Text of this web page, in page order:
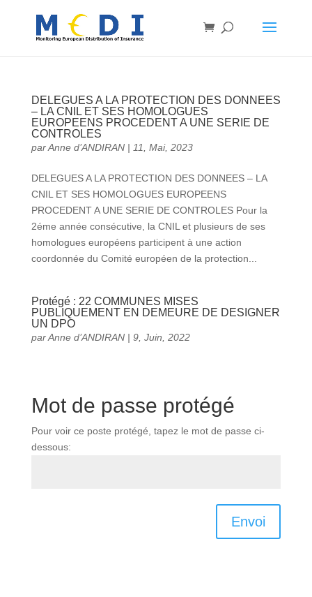
DELEGUES A LA PROTECTION DES DONNEES
– LA CNIL ET SES HOMOLOGUES
EUROPEENS PROCEDENT A UNE SERIE DE
CONTROLES
parAnne d’ANDIRAN| 11, Mai, 2023
DELEGUES A LA PROTECTION DES DONNEES – LA
CNIL ET SES HOMOLOGUES EUROPEENS
PROCEDENT A UNE SERIE DE CONTROLES Pour la
2éme année consécutive, la CNIL et plusieurs de ses
homologues européens participent à une action
coordonnée du Comité européen de la protection...
Protégé : 22 COMMUNES MISES
PUBLIQUEMENT EN DEMEURE DE DESIGNER
UN DPO
parAnne d’ANDIRAN| 9, Juin, 2022
Mot de passe protégé
Pour voir ce poste protégé, tapez le mot de passe ci-
dessous:
Envoi